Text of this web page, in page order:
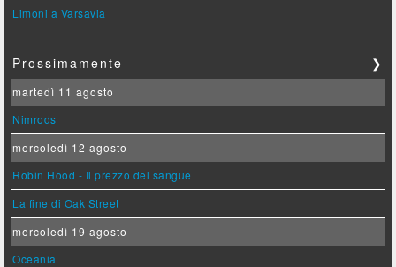
Limoni a Varsavia
Prossimamente ❯
martedì 11 agosto
Nimrods
mercoledì 12 agosto
Robin Hood - Il prezzo del sangue
La fine di Oak Street
mercoledì 19 agosto
Oceania